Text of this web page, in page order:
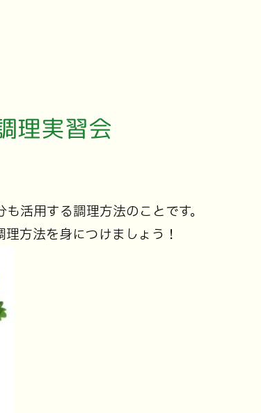
理実習会
活用する調理方法のことです。
方法を身につけましょう！